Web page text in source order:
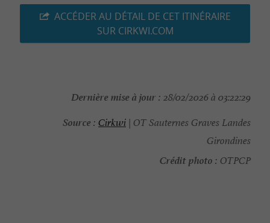
ACCÉDER AU DÉTAIL DE CET ITINÉRAIRE
SUR CIRKWI.COM
Dernière mise à jour : 28/02/2026 à 03:22:29
Source : Cirkwi | OT Sauternes Graves Landes
Girondines
Crédit photo : OTPCP